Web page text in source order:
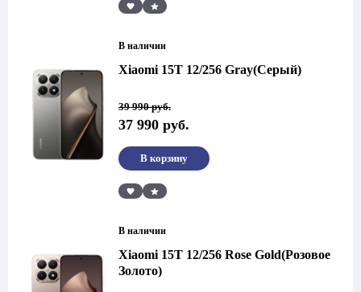
Сравнить
В наличии
Xiaomi 15T 12/256 Gray(Серый)
39 990руб.
Первоначальная
цена
составляла
990 руб..
37 990 руб.
Текущая
цена:
37
Сравнить
В корзину
В наличии
Xiaomi 15T 12/256 Rose Gold(Розовое
Золото)